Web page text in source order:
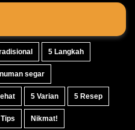
5 Langkah
segar
5 Varian 5 Resep
Nikmat!